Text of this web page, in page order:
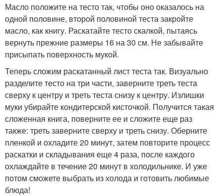
Масло положите на тесто так, чтобы оно оказалось на
одной половине, второй половиной теста закройте
масло, как книгу. Раскатайте тесто скалкой, пытаясь
вернуть прежние размеры 16 на 30 см. Не забывайте
присыпать поверхность мукой.
Теперь сложим раскатанный лист теста так. Визуально
разделите тесто на три части, заверните треть теста
сверху к центру и треть теста снизу к центру. Излишки
муки убирайте кондитерской кисточкой. Получится такая
сложенная книга, поверните ее и сложите еще раз
также: треть заверните сверху и треть снизу. Оберните
пленкой и охладите 20 минут, затем повторите процесс
раскатки и складывания еще 4 раза, после каждого
охлаждайте в течение 20 минут в холодильнике. И уже
потом сможете выбрать из холода и готовить любимые
блюда!